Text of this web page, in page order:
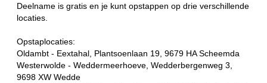
Deelname is gratis en je kunt opstappen op drie verschillende
locaties.
Opstaplocaties:
Oldambt - Eextahal, Plantsoenlaan 19, 9679 HA Scheemda
Westerwolde - Weddermeerhoeve, Wedderbergenweg 3,
9698 XW Wedde